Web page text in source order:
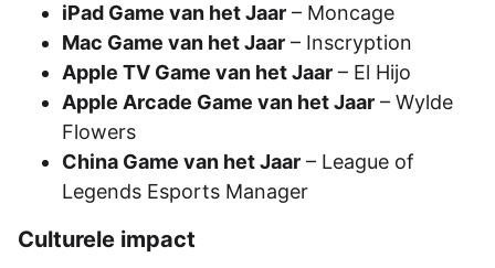
iPad Game van het Jaar – Moncage
Mac Game van het Jaar – Inscryption
Apple TV Game van het Jaar – El Hijo
Apple Arcade Game van het Jaar – Wylde
Flowers
China Game van het Jaar – League of
Legends Esports Manager
Culturele impact